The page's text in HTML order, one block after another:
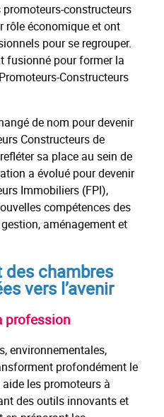
constructeurs
rôle économique et ont
pour se regrouper.
fusionné pour former la
Constructeurs
de nom pour devenir
Constructeurs de
sa place au sein de
a évolué pour devenir
Immobiliers (FPI),
compétences des
aménagement et
des chambres
vers l’avenir
profession
environnementales,
profondément le
les promoteurs à
des outils innovants et